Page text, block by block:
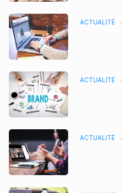
ACTUALITÉ
ACTUALITÉ
ACTUALITÉ